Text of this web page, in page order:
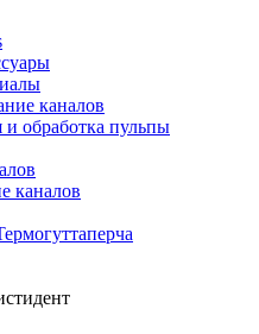
каналов
и обработка пульпы
каналов